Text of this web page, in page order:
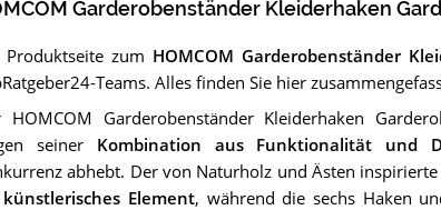
Garderobenständer Kleiderhaken
Produktseite zum HOMCOM Garderobenständer
Teams. Alles finden Sie hier
HOMCOM Garderobenständer Kleiderhaken
seiner Kombination aus Funktionalität und
abhebt. Der von Naturholz und Ästen
künstlerisches Element, während die sechs Haken